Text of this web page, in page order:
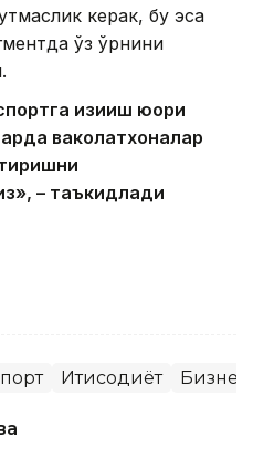
керак, бу эса
ўз ўрнини
қизиқиш юқори
ваколатхоналар
– таъкидлади
Иқтисодиёт Бизнес